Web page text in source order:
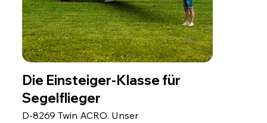
Die Einsteiger-Klasse für
Segelflieger
D-8269 Twin ACRO. Unser